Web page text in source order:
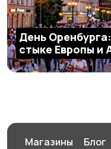
День
стыке Европы и
Магазины Блог